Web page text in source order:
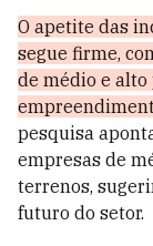
O apetite das
segue firme,
de médio e alto
pesquisa
empresas de
terrenos,
futuro do setor.